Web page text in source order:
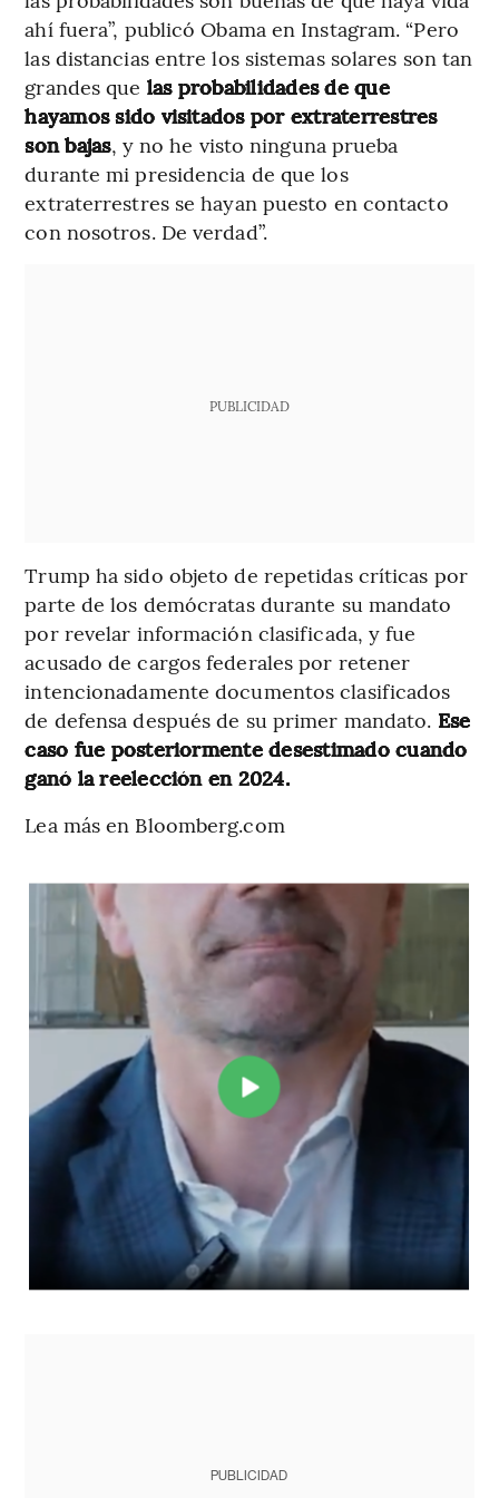
ahí fuera”, publicó Obama en Instagram. “Pero
las distancias entre los sistemas solares son tan
grandes que las probabilidades de que
hayamos sido visitados por extraterrestres
son bajas, y no he visto ninguna prueba
durante mi presidencia de que los
extraterrestres se hayan puesto en contacto
con nosotros. De verdad”.
PUBLICIDAD
Trump ha sido objeto de repetidas críticas por
parte de los demócratas durante su mandato
por revelar información clasificada, y fue
acusado de cargos federales por retener
intencionadamente documentos clasificados
de defensa después de su primer mandato. Ese
caso fue posteriormente desestimado cuando
ganó la reelección en 2024.
Lea más en Bloomberg.com
PUBLICIDAD